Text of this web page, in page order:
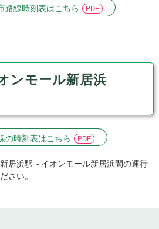
路線時刻表はこちら
ンモール新居浜
の時刻表はこちら
居浜駅～イオンモール新居浜間の運行
さい。